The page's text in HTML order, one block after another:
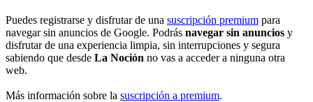
Puedes registrarse y disfrutar de una suscripción premium para
navegar sin anuncios de Google. Podrás navegar sin anuncios y
disfrutar de una experiencia limpia, sin interrupciones y segura
sabiendo que desde La Noción no vas a acceder a ninguna otra
web.
Más información sobre la suscripción a premium.